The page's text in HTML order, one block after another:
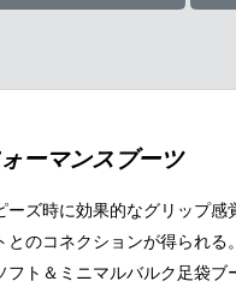
ーマンスブーツ
ーズ時に効果的なグリップ感
とのコネクションが得られる
フト＆ミニマルバルク足袋ブ